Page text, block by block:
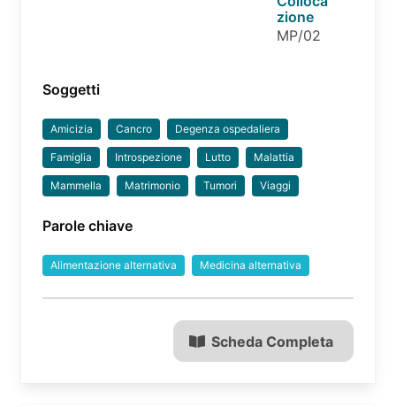
zione
MP/02
Soggetti
Amicizia Cancro Degenza ospedaliera
Famiglia Introspezione Lutto Malattia
Mammella Matrimonio Tumori Viaggi
Parole chiave
Alimentazione alternativa Medicina alternativa
Scheda Completa